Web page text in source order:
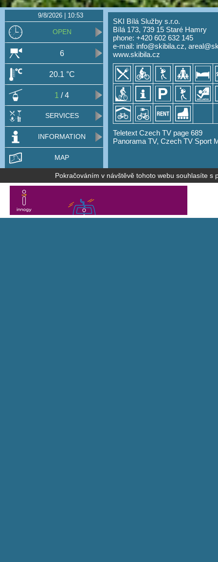
SKI Bílá Služby s.r.o.
Bílá 173, 739 15 Staré Hamry
phone: +420 602 632 145
e-mail: info@skibila.cz,
www.skibila.cz
Teletext Czech TV page 689
Panorama TV, Czech TV Sport
9/8/2026 | 10:53
OPEN
6
20.1 °C
1 / 4
SERVICES
INFORMATION
MAP
Pokračováním v návštěvě tohoto webu souhlasíte